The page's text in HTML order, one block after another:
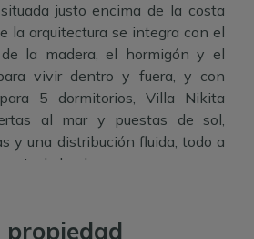
justo encima de la costa
la arquitectura se integra con el
la madera, el hormigón y el
vivir dentro y fuera, y con
5 dormitorios, Villa Nikita
al mar y puestas de sol,
y una distribución fluida, todo a
pie de la playa.
villa moderna construida en
propiedad